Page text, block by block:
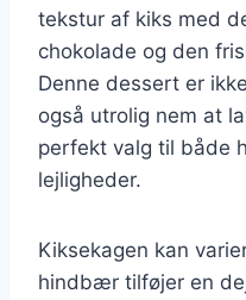
tekstur af kiks med
chokolade og den
Denne dessert er
også utrolig nem at
perfekt valg til både
lejligheder.
Kiksekagen kan
hindbær tilføjer en